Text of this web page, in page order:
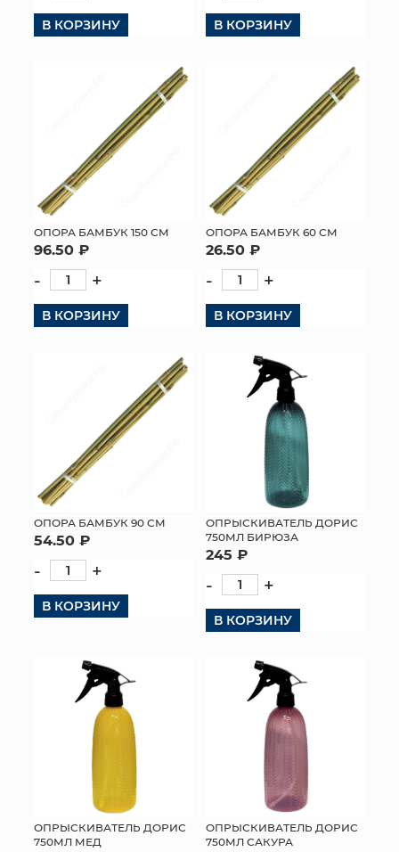
В КОРЗИНУ В КОРЗИНУ
ОПОРА БАМБУК 150 СМ
96.50 ₽
- +
В КОРЗИНУ
ОПОРА БАМБУК 60 СМ
26.50 ₽
- +
В КОРЗИНУ
ОПОРА БАМБУК 90 СМ
54.50 ₽
- +
В КОРЗИНУ
ОПРЫСКИВАТЕЛЬ ДОРИС
750МЛ БИРЮЗА
245 ₽
- +
В КОРЗИНУ
ОПРЫСКИВАТЕЛЬ ДОРИС
750МЛ МЕД
ОПРЫСКИВАТЕЛЬ ДОРИС
750МЛ САКУРА